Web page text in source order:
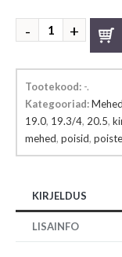
Meeste
sõrmus
Tootekood: -.
Kategooriad:Mehed
19.0, 19.3/4, 20.5,
mehed, poisid,
KIRJELDUS
LISAINFO